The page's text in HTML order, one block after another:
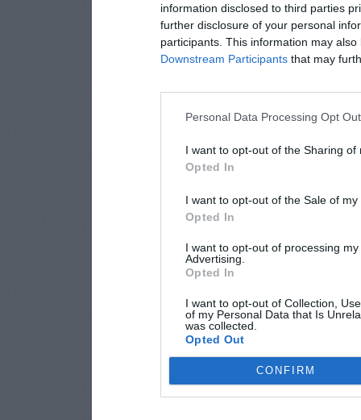
information disclosed to third parties
further disclosure of your personal
participants. This information may
Downstream Participants that may
Personal Data Processing Opt
I want to opt-out of the Sharing of
Opted In
I want to opt-out of the Sale of
Opted In
I want to opt-out of processing
Advertising.
Opted In
I want to opt-out of Collection,
of my Personal Data that Is
was collected.
Opted Out
CONFIRM